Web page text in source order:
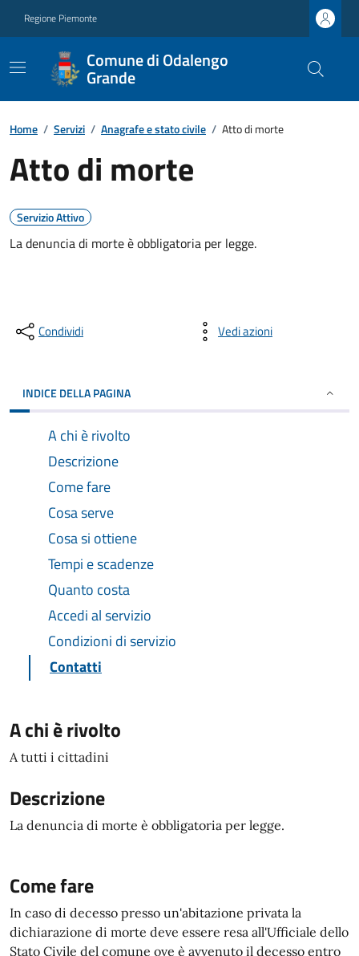
Regione Piemonte
Comune di Odalengo
Grande
Home / Servizi / Anagrafe e stato civile / Atto di morte
Atto di morte
Servizio Attivo
La denuncia di morte è obbligatoria per legge.
Condividi Vedi azioni
INDICE DELLA PAGINA
A chi è rivolto
Descrizione
Come fare
Cosa serve
Cosa si ottiene
Tempi e scadenze
Quanto costa
Accedi al servizio
Condizioni di servizio
Contatti
A chi è rivolto
A tutti i cittadini
Descrizione
La denuncia di morte è obbligatoria per legge.
Come fare
In caso di decesso presso un'abitazione privata la
dichiarazione di morte deve essere resa all'Ufficiale dello
Stato Civile del comune ove è avvenuto il decesso entro